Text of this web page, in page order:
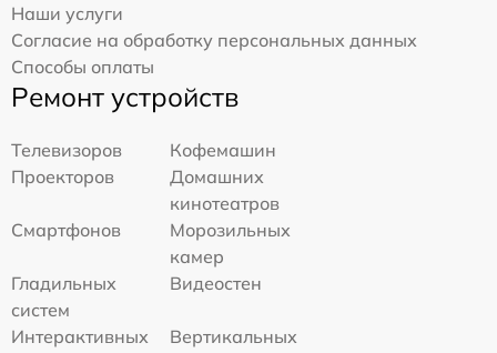
Наши услуги
Согласие на обработку персональных данных
Способы оплаты
Ремонт устройств
Телевизоров
Кофемашин
Проекторов
Домашних
кинотеатров
Смартфонов
Морозильных
камер
Гладильных
систем
Видеостен
Интерактивных
Вертикальных